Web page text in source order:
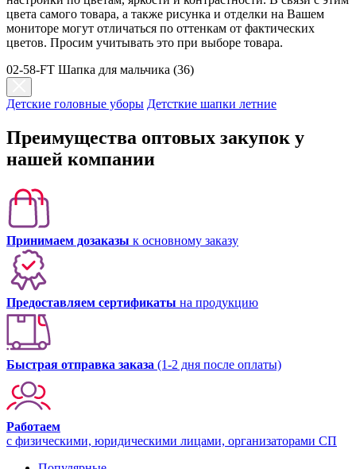
цвета самого товара, а также рисунка и отделки на Вашем
мониторе могут отличаться по оттенкам от фактических
цветов. Просим учитывать это при выборе товара.
02-58-FT Шапка для мальчика (36)
Детские головные уборы Детсткие шапки летние
Преимущества оптовых закупок у
нашей компании
Принимаем дозаказы к основному заказу
Предоставляем сертификаты на продукцию
Быстрая отправка заказа (1-2 дня после оплаты)
Работаем
с физическими, юридическими лицами, организаторами СП